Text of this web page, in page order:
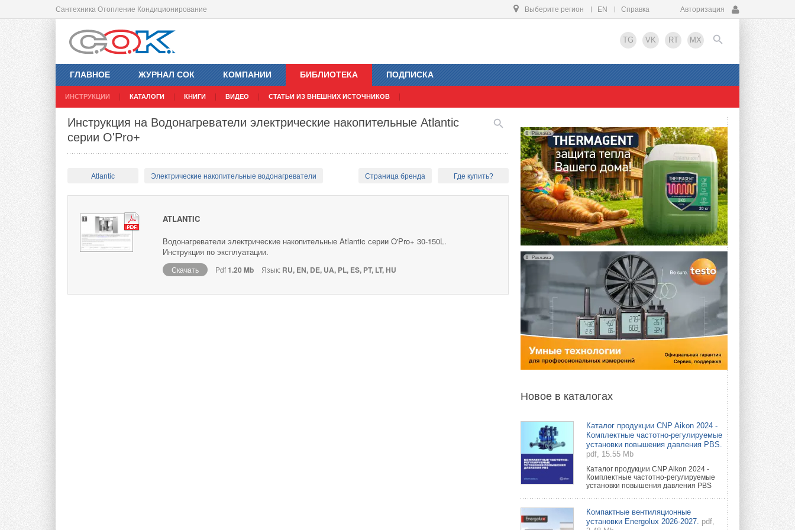
Сантехника Отопление Кондиционирование Выберите регион EN Справка Авторизация
TG VK RT MX
ГЛАВНОЕ ЖУРНАЛ СОК КОМПАНИИ БИБЛИОТЕКА
ИНСТРУКЦИИ КАТАЛОГИ КНИГИ ВИДЕО СТАТЬИ ИЗ ВНЕШНИХ ИСТОЧНИКОВ
ПОДПИСКА
EN
Инструкция на Водонагреватели электрические накопительные Atlantic
серии O'Pro+
Atlantic Электрические накопительные водонагреватели Страница бренда Где купить?
ATLANTIC
Водонагреватели электрические накопительные Atlantic серии O'Pro+ 30-150L.
Инструкция по эксплуатации.
Скачать Pdf1.20 Mb Язык: RU, EN, DE, UA, PL, ES, PT, LT, HU
Реклама
Реклама
Новое в каталогах
Каталог продукции CNP Aikon 2024 -
Комплектные частотно-регулируемые
установки повышения давления PBS.
pdf, 15.55 Mb
Каталог продукции CNP Aikon 2024 -
Комплектные частотно-регулируемые
установки повышения давления PBS
Компактные вентиляционные
установки Energolux 2026-2027. pdf,